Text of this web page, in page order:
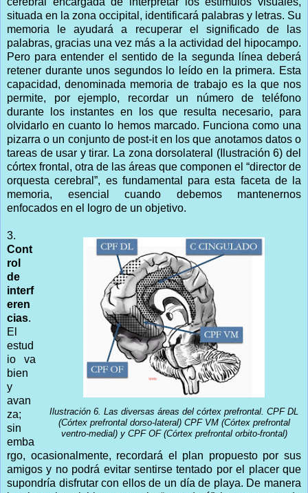
situada en la zona occipital, identificará palabras y letras. Su
memoria le ayudará a recuperar el significado de las
palabras, gracias una vez más a la actividad del hipocampo.
Pero para entender el sentido de la segunda línea deberá
retener durante unos segundos lo leído en la primera. Esta
capacidad, denominada memoria de trabajo es la que nos
permite, por ejemplo, recordar un número de teléfono
durante los instantes en los que resulta necesario, para
olvidarlo en cuanto lo hemos marcado. Funciona como una
pizarra o un conjunto de post-it en los que anotamos datos o
tareas de usar y tirar. La zona dorsolateral (Ilustración 6) del
córtex frontal, otra de las áreas que componen el “director de
orquesta cerebral”, es fundamental para esta faceta de la
memoria, esencial cuando debemos mantenernos
enfocados en el logro de un objetivo.
Ilustración 6. Las diversas áreas del córtex prefrontal. CPF DL
(Córtex prefrontal dorso-lateral) CPF VM (Córtex prefrontal
ventro-medial) y CPF OF (Córtex prefrontal orbito-frontal)
3.
Cont
rol
de
interf
eren
cias.
El
estud
io va
bien
y
avan
za;
sin
emba
rgo, ocasionalmente, recordará el plan propuesto por sus
amigos y no podrá evitar sentirse tentado por el placer que
supondría disfrutar con ellos de un día de playa. De manera